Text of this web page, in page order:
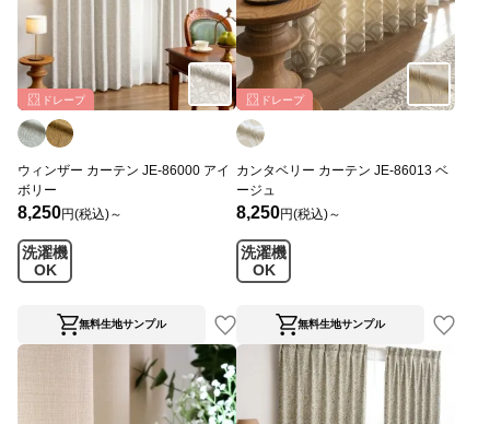
ドレープ
ウィンザー カーテン JE-86000 アイ
ボリー
8,250円(税込)～
洗濯機
OK
無料生地サンプル
ドレープ
カンタベリー カーテン JE-86013 ベ
ージュ
8,250円(税込)～
洗濯機
OK
無料生地サンプル